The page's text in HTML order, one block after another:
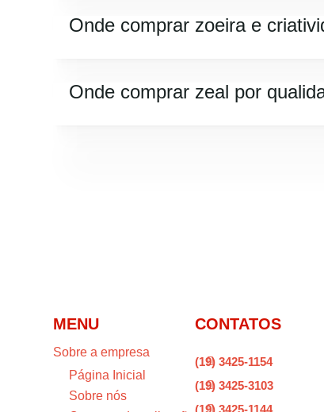
Onde comprar zoeira e
Onde comprar zeal por
MENU
Sobre a empresa
Página Inicial
Sobre nós
CONTATOS

(19) 3425-1154

(19) 3425-3103
